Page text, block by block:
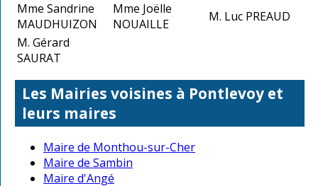
Mme Sandrine
MAUDHUIZON
Mme Joëlle
NOUAILLE
M. Luc PREAUD
M. Gérard
SAURAT
Les Mairies voisines à Pontlevoy et
leurs maires
Maire de Monthou-sur-Cher
Maire de Sambin
Maire d'Angé